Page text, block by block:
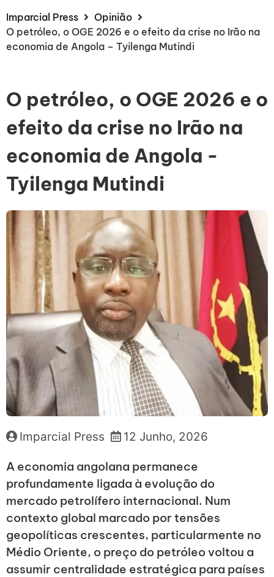
Imparcial Press
Opinião
O petróleo, o OGE 2026 e o efeito da crise no Irão na
economia de Angola – Tyilenga Mutindi
O petróleo, o OGE 2026 e o
efeito da crise no Irão na
economia de Angola -
Tyilenga Mutindi
Imparcial Press 12 Junho, 2026
A economia angolana permanece
profundamente ligada à evolução do
mercado petrolífero internacional. Num
contexto global marcado por tensões
geopolíticas crescentes, particularmente no
Médio Oriente, o preço do petróleo voltou a
assumir centralidade estratégica para países